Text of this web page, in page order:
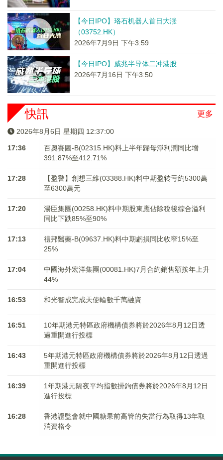
【今日IPO】珞石机器人首日大涨
（03752.HK）
2026年7月9日 下午3:59
【今日IPO】威兆半导体二冲港股
2026年7月16日 下午3:50
更多
快訊
2026年8月6日 星期四 12:37:00
17:36
百奧賽圖-B(02315.HK)料上半年歸母淨利潤同比增
391.87%至412.71%
17:28
【盈警】創想三維(03388.HK)料中期盈转亏約5300萬
至6300萬元
17:20
湯臣集團(00258.HK)料中期股東應佔除稅後綜合溢利
同比下跌85%至90%
17:13
禮邦醫藥-B(09637.HK)料中期虧損同比收窄15%至
25%
17:04
中國海外宏洋集團(00081.HK)7月合約銷售額按年上升
44%
16:53 和光智成完成天使輪數千萬融資
16:51
10年期港元特區政府機構債券將於2026年8月12日透
過重開進行投標
16:43
5年期港元特區政府機構債券將於2026年8月12日透過
重開進行投標
16:39
1年期港元隔夜平均指數掛鉤債券將於2026年8月12日
進行投標
16:28
香港證監會就中國糖果前高管的失當行為取得13年取
消資格令